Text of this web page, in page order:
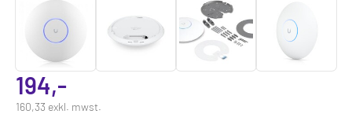
194,-
160,33 exkl. mwst.